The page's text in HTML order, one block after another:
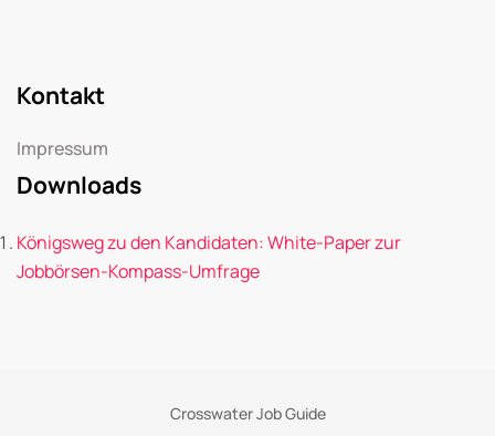
Kontakt
Impressum
Downloads
Königsweg zu den Kandidaten: White-Paper zur
Jobbörsen-Kompass-Umfrage
Crosswater Job Guide